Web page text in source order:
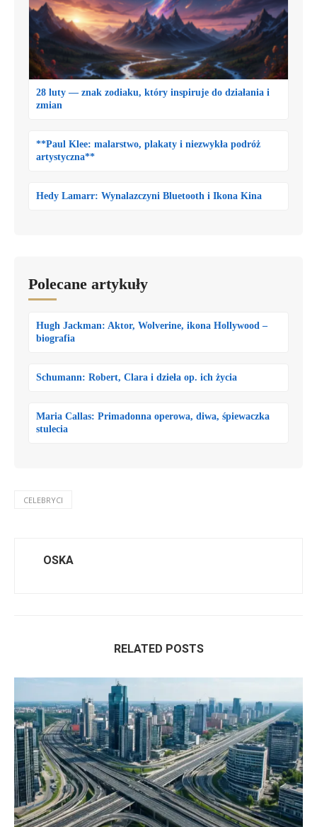
28 luty — znak zodiaku, który inspiruje do działania i
zmian
**Paul Klee: malarstwo, plakaty i niezwykła podróż
artystyczna**
Hedy Lamarr: Wynalazczyni Bluetooth i Ikona Kina
Polecane artykuły
Hugh Jackman: Aktor, Wolverine, ikona Hollywood –
biografia
Schumann: Robert, Clara i dzieła op. ich życia
Maria Callas: Primadonna operowa, diwa, śpiewaczka
stulecia
CELEBRYCI
OSKA
RELATED POSTS